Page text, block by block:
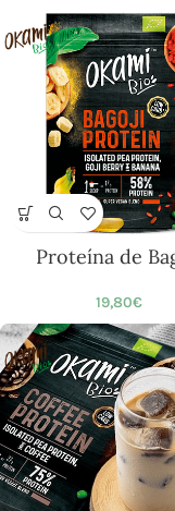
Proteína de
19,80€